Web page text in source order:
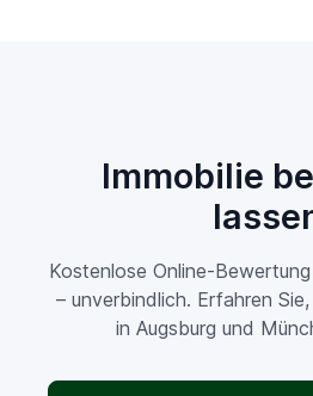
Immobilie
Kostenlose Online-
– unverbindlich. Erfahren
in Augsburg und